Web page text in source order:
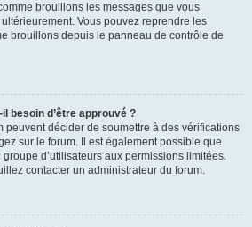
brouillons les messages que vous
Vous pouvez reprendre les
brouillons depuis le panneau de contrôle de
besoin d’être approuvé ?
peuvent décider de soumettre à des vérifications
sur le forum. Il est également possible que
d’utilisateurs aux permissions limitées.
contacter un administrateur du forum.